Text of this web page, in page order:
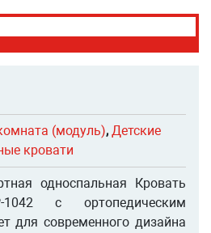
(модуль), Детские
кровати
односпальная Кровать
с ортопедическим
для современного дизайна